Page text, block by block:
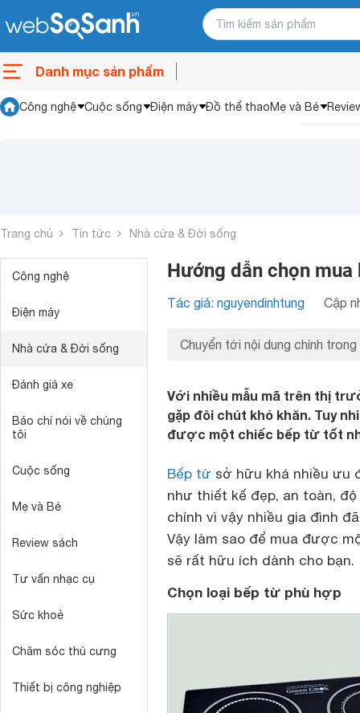
Danh mục sản phẩm
Công nghệ Cuộc sống Điện máy Đồ thể thaoMẹ và Bé
Trang chủ Tin tức Nhà cửa & Đời sống
Công nghệ
Điện máy
Nhà cửa & Đời sống
Đánh giá xe
Báo chí nói về chúng
tôi
Cuộc sống
Mẹ và Bé
Review sách
Tư vấn nhạc cụ
Sức khoẻ
Chăm sóc thú cưng
Thiết bị công nghiệp
Hướng dẫn chọn
Tác giả: nguyendinhtung Cập
Chuyển tới nội dung chính trong
Với nhiều mẫu mã trên thị
gặp đôi chút khó khăn. Tuy
được một chiếc bếp từ tốt
Bếp từ sở hữu khá nhiều ưu
như thiết kế đẹp, an toàn,
chính vì vậy nhiều gia đình
Vậy làm sao để mua được
sẽ rất hữu ích dành cho bạn.
Chọn loại bếp từ phù hợp